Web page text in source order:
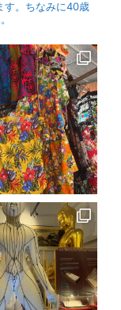
す。ちなみに40歳